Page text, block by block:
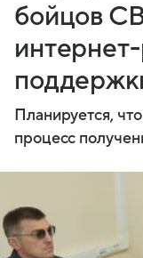
бойцов
Планируется,
процесс